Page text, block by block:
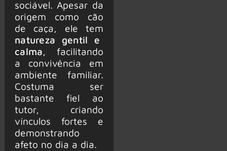
sociável. Apesar da
origem como cão
de caça, ele tem
natureza gentil e
calma, facilitando
a convivência em
ambiente familiar.
Costuma ser
bastante fiel ao
tutor, criando
vínculos fortes e
demonstrando
afeto no dia a dia.